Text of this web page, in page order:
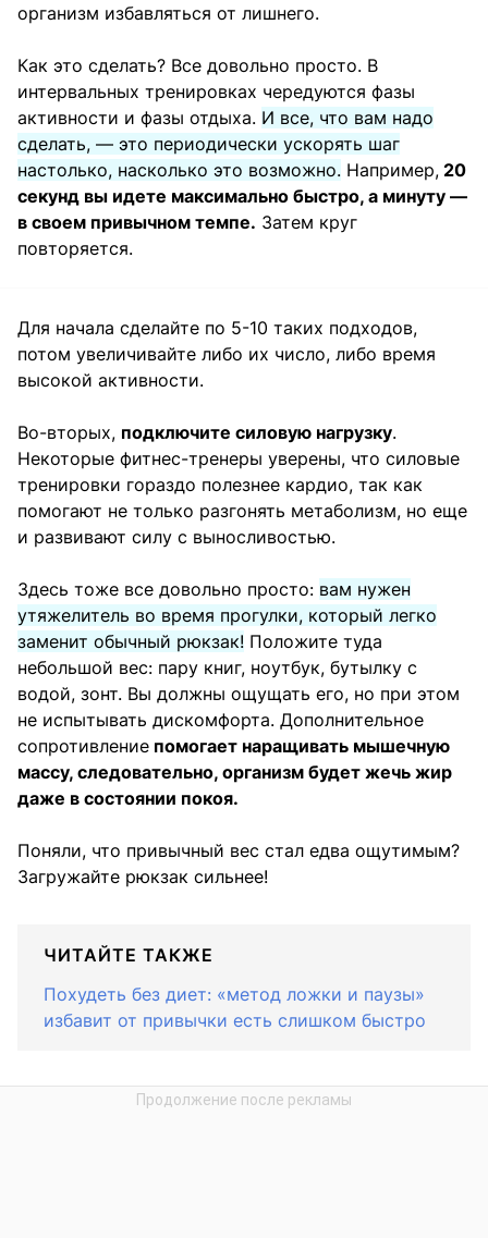
организм избавляться от лишнего.
Как это сделать? Все довольно просто. В
интервальных тренировках чередуются фазы
активности и фазы отдыха. И все, что вам надо
сделать, — это периодически ускорять шаг
настолько, насколько это возможно. Например, 20
секунд вы идете максимально быстро, а минуту —
в своем привычном темпе. Затем круг
повторяется.
Для начала сделайте по 5-10 таких подходов,
потом увеличивайте либо их число, либо время
высокой активности.
Во-вторых, подключите силовую нагрузку.
Некоторые фитнес-тренеры уверены, что силовые
тренировки гораздо полезнее кардио, так как
помогают не только разгонять метаболизм, но еще
и развивают силу с выносливостью.
Здесь тоже все довольно просто: вам нужен
утяжелитель во время прогулки, который легко
заменит обычный рюкзак! Положите туда
небольшой вес: пару книг, ноутбук, бутылку с
водой, зонт. Вы должны ощущать его, но при этом
не испытывать дискомфорта. Дополнительное
сопротивление помогает наращивать мышечную
массу, следовательно, организм будет жечь жир
даже в состоянии покоя.
Поняли, что привычный вес стал едва ощутимым?
Загружайте рюкзак сильнее!
ЧИТАЙТЕ ТАКЖЕ
Похудеть без диет: «метод ложки и паузы»
избавит от привычки есть слишком быстро